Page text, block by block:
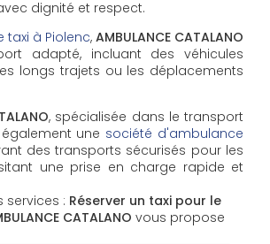
dignité et respect.
taxi à Piolenc, AMBULANCE CATALANO
adapté, incluant des véhicules
longs trajets ou les déplacements
, spécialisée dans le transport
une société d'ambulance
des transports sécurisés pour les
une prise en charge rapide et
services : Réserver un taxi pour le
CATALANO vous propose